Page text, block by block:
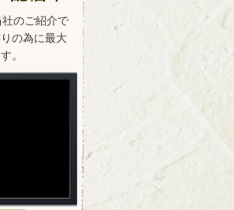
のご紹介で
の為に最大
。